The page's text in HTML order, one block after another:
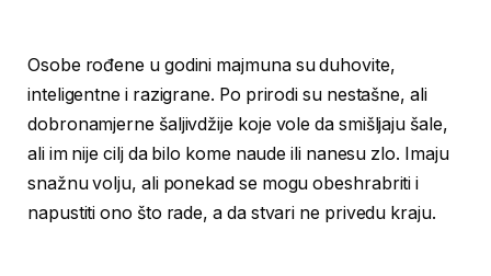
Osobe rođene u godini majmuna su duhovite,
inteligentne i razigrane. Po prirodi su nestašne, ali
dobronamjerne šaljivdžije koje vole da smišljaju šale,
ali im nije cilj da bilo kome naude ili nanesu zlo. Imaju
snažnu volju, ali ponekad se mogu obeshrabriti i
napustiti ono što rade, a da stvari ne privedu kraju.